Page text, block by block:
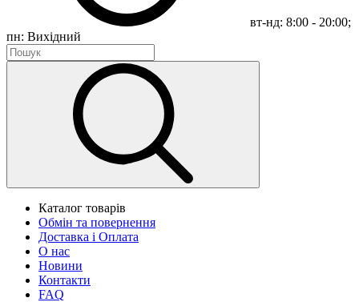
вт-нд: 8:00 - 20:00;
пн: Вихідний
Каталог товарів
Обмін та повернення
Доставка і Оплата
О нас
Новини
Контакти
FAQ